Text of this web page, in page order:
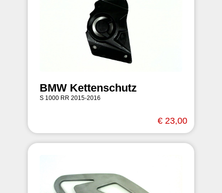
BMW Kettenschutz
S 1000 RR 2015-2016
€ 23,00